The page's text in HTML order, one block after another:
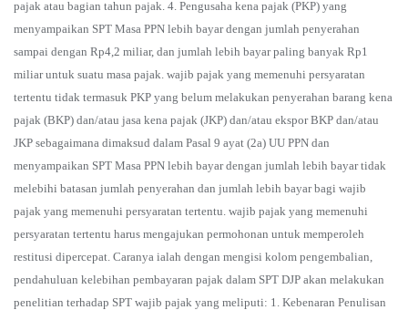
pajak atau bagian tahun pajak. 4. Pengusaha kena pajak (PKP) yang
menyampaikan SPT Masa PPN lebih bayar dengan jumlah penyerahan
sampai dengan Rp4,2 miliar, dan jumlah lebih bayar paling banyak Rp1
miliar untuk suatu masa pajak. wajib pajak yang memenuhi persyaratan
tertentu tidak termasuk PKP yang belum melakukan penyerahan barang kena
pajak (BKP) dan/atau jasa kena pajak (JKP) dan/atau ekspor BKP dan/atau
JKP sebagaimana dimaksud dalam Pasal 9 ayat (2a) UU PPN dan
menyampaikan SPT Masa PPN lebih bayar dengan jumlah lebih bayar tidak
melebihi batasan jumlah penyerahan dan jumlah lebih bayar bagi wajib
pajak yang memenuhi persyaratan tertentu. wajib pajak yang memenuhi
persyaratan tertentu harus mengajukan permohonan untuk memperoleh
restitusi dipercepat. Caranya ialah dengan mengisi kolom pengembalian,
pendahuluan kelebihan pembayaran pajak dalam SPT DJP akan melakukan
penelitian terhadap SPT wajib pajak yang meliputi: 1. Kebenaran Penulisan